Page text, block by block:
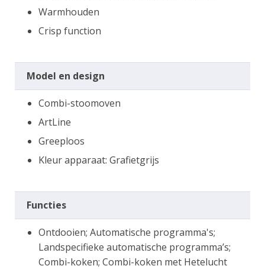
Warmhouden
Crisp function
Model en design
Combi-stoomoven
ArtLine
Greeploos
Kleur apparaat: Grafietgrijs
Functies
Ontdooien; Automatische programma's;
Landspecifieke automatische programma’s;
Combi-koken; Combi-koken met Hetelucht